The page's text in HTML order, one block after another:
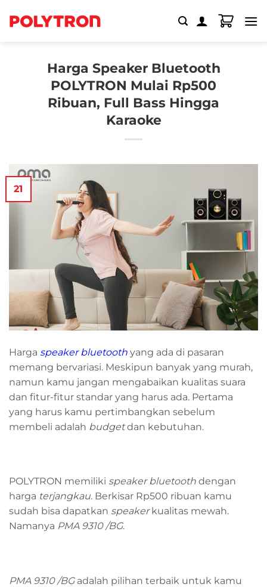
Harga Speaker Bluetooth
POLYTRON Mulai Rp500
Ribuan, Full Bass Hingga
Karaoke
21
Harga speaker bluetooth yang ada di pasaran
memang bervariasi. Meskipun banyak yang murah,
namun kamu jangan mengabaikan kualitas suara
dan fitur-fitur standar yang harus ada. Pertama
yang harus kamu pertimbangkan sebelum
membeli adalah budgetdan kebutuhan.
POLYTRON memiliki speaker bluetooth dengan
harga terjangkau. Berkisar Rp500 ribuan kamu
sudah bisa dapatkan speakerkualitas mewah.
Namanya PMA 9310 /BG.
PMA 9310 /BGadalah pilihan terbaik untuk kamu